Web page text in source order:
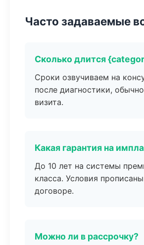
Часто задаваемые
Сколько длится
Сроки озвучиваем на
после диагностики,
визита.
Какая гарантия на
До 10 лет на системы
класса. Условия
договоре.
Можно ли в рассрочку?